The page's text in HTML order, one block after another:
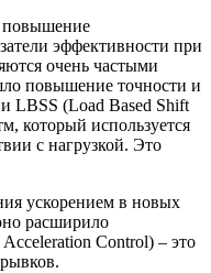
повышение
эффективности при
очень частыми
повышение точности и
LBSS (Load Based Shift
который используется
с нагрузкой. Это
ускорением в новых
расширило
Control) – это